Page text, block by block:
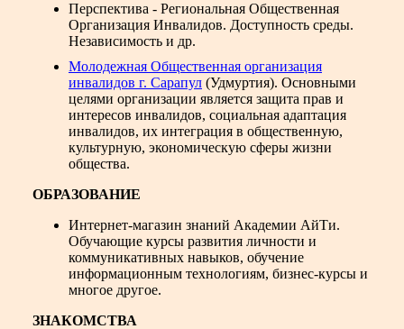
Перспектива - Региональная Общественная
Организация Инвалидов. Доступность среды.
Независимость и др.
Молодежная Общественная организация
инвалидов г. Сарапул (Удмуртия). Основными
целями организации является защита прав и
интересов инвалидов, социальная адаптация
инвалидов, их интеграция в общественную,
культурную, экономическую сферы жизни
общества.
ОБРАЗОВАНИЕ
Интернет-магазин знаний Академии АйТи.
Обучающие курсы развития личности и
коммуникативных навыков, обучение
информационным технологиям, бизнес-курсы и
многое другое.
ЗНАКОМСТВА